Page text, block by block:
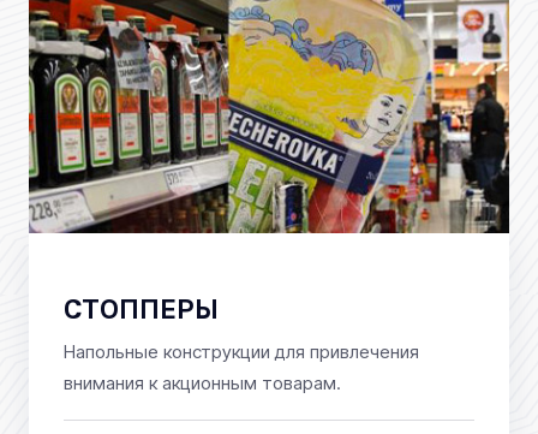
СТОППЕРЫ
Напольные конструкции для привлечения
внимания к акционным товарам.